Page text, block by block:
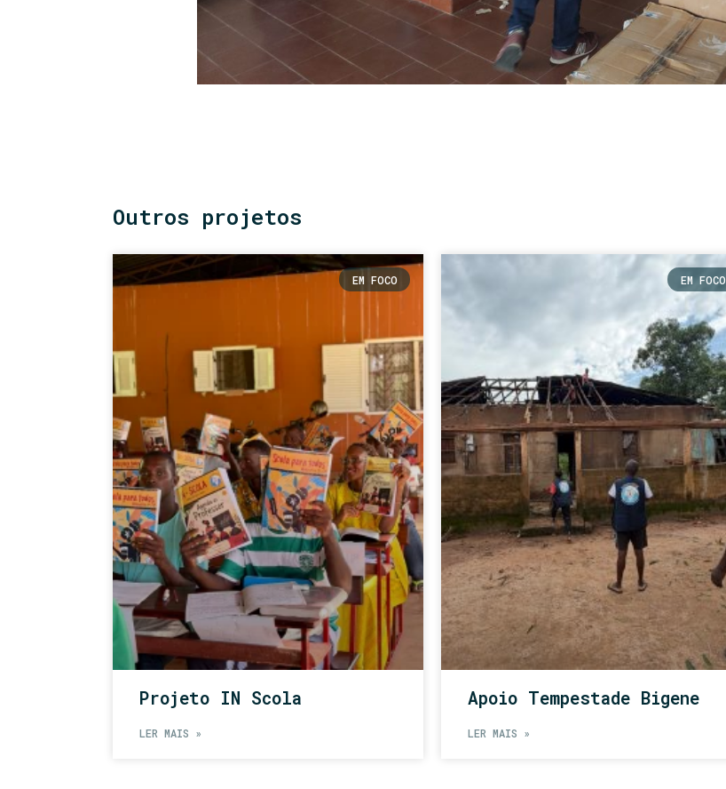
Outros projetos
EM FOCO
Projeto IN Scola
LER MAIS »
EM FOCO
Apoio Tempestade Bigene
LER MAIS »